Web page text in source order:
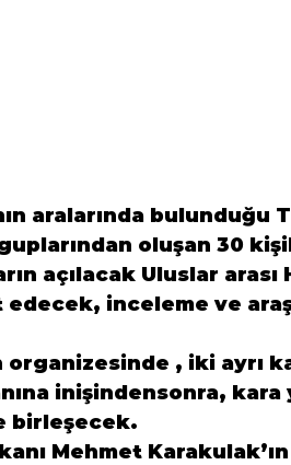
aralarında bulunduğu
oluşan 30
açılacak Uluslar arası
edecek, inceleme ve
organizesinde , iki ayrı
inişindensonra, kara
birleşecek.
Mehmet